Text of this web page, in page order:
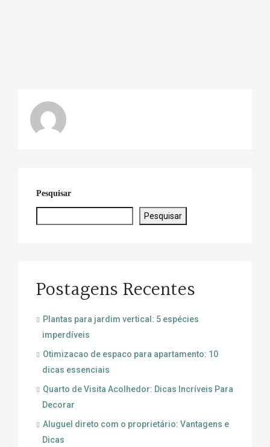
Pesquisar
Pesquisar
Postagens Recentes
Plantas para jardim vertical: 5 espécies
imperdíveis
Otimizacao de espaco para apartamento: 10
dicas essenciais
Quarto de Visita Acolhedor: Dicas Incríveis Para
Decorar
Aluguel direto com o proprietário: Vantagens e
Dicas